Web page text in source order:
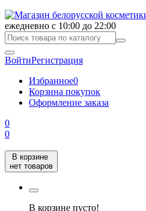
ежедневно с 10:00 до 22:00
ВойтиРегистрация
Избранное0
Корзина покупок
Оформление заказа
0
0
В корзине
нет товаров
В корзине пусто!